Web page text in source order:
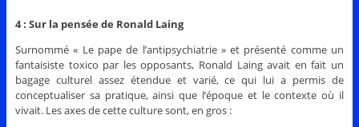
4 : Sur la pensée de Ronald Laing
Surnommé « Le pape de l’antipsychiatrie » et présenté comme un
fantaisiste toxico par les opposants, Ronald Laing avait en fait un
bagage culturel assez étendue et varié, ce qui lui a permis de
conceptualiser sa pratique, ainsi que l’époque et le contexte où il
vivait. Les axes de cette culture sont, en gros :